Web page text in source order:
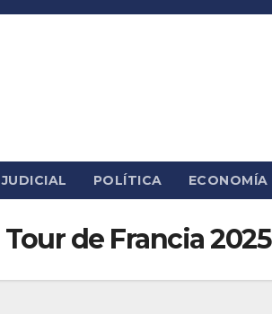
JUDICIAL POLÍTICA ECONOMÍA
de Francia 2025